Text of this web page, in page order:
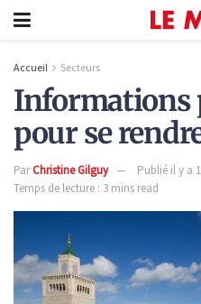
Accueil Secteurs
Informations
pour se
ParChristine Gilguy
Publié il y a
Temps de lecture : 3 mins read